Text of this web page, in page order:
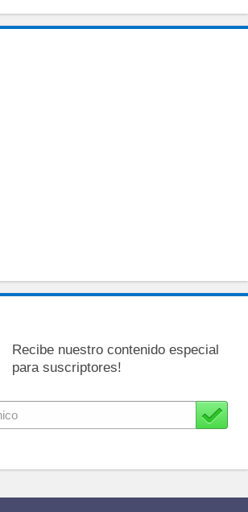
Recibe nuestro contenido especial
para suscriptores!